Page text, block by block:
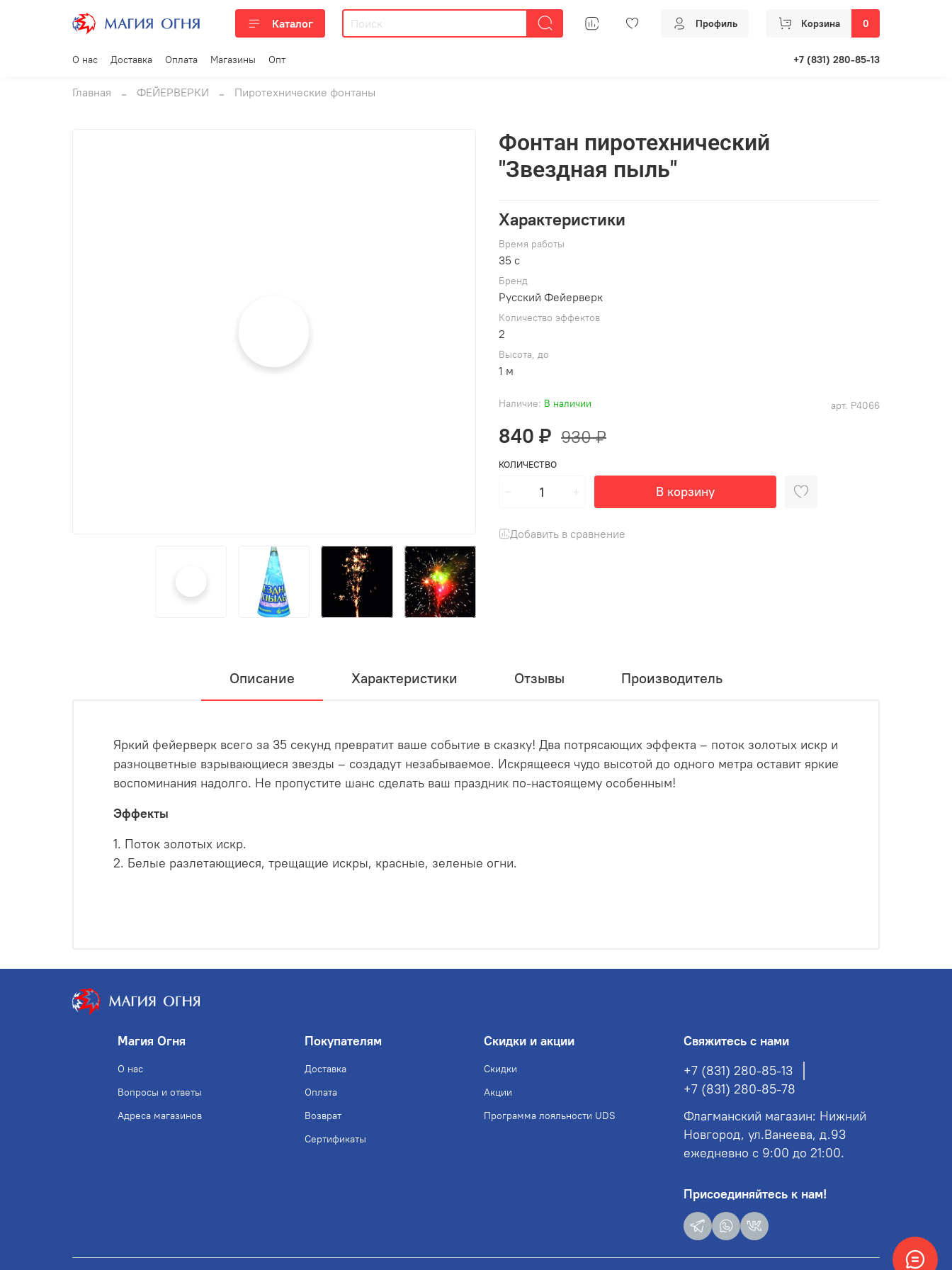
Каталог Профиль Корзина 0
О нас Доставка Оплата Магазины Опт +7 (831) 280-85-13
Главная ФЕЙЕРВЕРКИ Пиротехнические фонтаны
арт. Р4066
Наличие: В наличии
Фонтан пиротехнический
"Звездная пыль"
840 ₽ 930 ₽
КОЛИЧЕСТВО
В корзину
Добавить в сравнение
Характеристики
Время работы
35 c
Брeнд
Русский Фейерверк
Количество эффектов
2
Высота, до
1 м
Описание Характеристики Отзывы Производитель
Яркий фейерверк всего за 35 секунд превратит ваше событие в сказку! Два потрясающих эффекта – поток золотых искр и
разноцветные взрывающиеся звезды – создадут незабываемое. Искрящееся чудо высотой до одного метра оставит яркие
воспоминания надолго. Не пропустите шанс сделать ваш праздник по-настоящему особенным!
Эффекты
1. Поток золотых искр.
2. Белые разлетающиеся, трещащие искры, красные, зеленые огни.
Магия Огня
О нас
Вопросы и ответы
Адреса магазинов
Покупателям
Доставка
Оплата
Возврат
Сертификаты
Скидки и акции
Скидки
Акции
Программа лояльности UDS
Свяжитесь с нами
+7 (831) 280-85-13
+7 (831) 280-85-78
Флагманский магазин: Нижний
Новгород, ул.Ванеева, д.93
ежедневно с 9:00 до 21:00.
Присоединяйтесь к нам!